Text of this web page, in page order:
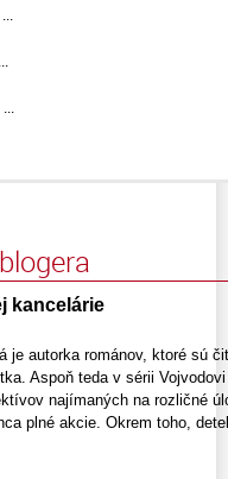
kancelárie
je autorka románov, ktoré sú
Aspoň teda v sérii
najímaných na rozličné
plné akcie. Okrem toho,